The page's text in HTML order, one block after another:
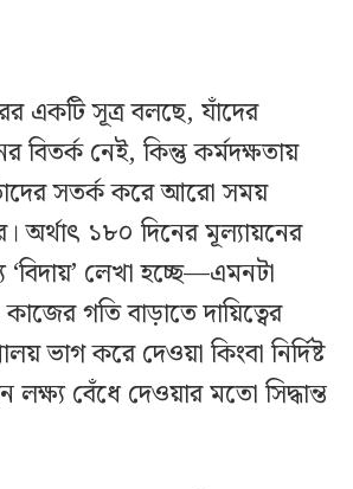
একটি সূত্র বলছে, যাঁদের
বিতর্ক নেই, কিন্তু কর্মদক্ষতায়
সতর্ক করে আরো সময়
অর্থাৎ ১৮০ দিনের মূল্যায়নের
লেখা হচ্ছে—এমনটা
গতি বাড়াতে দায়িত্বের
ভাগ করে দেওয়া কিংবা নির্দিষ্ট
লক্ষ্য বেঁধে দেওয়ার মতো সিদ্ধান্ত